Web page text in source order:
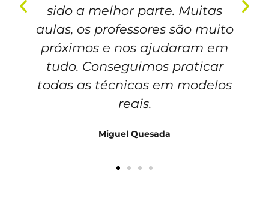
sido a melhor parte. Muitas
aulas, os professores são muito
próximos e nos ajudaram em
tudo. Conseguimos praticar
todas as técnicas em modelos
reais.
Miguel Quesada